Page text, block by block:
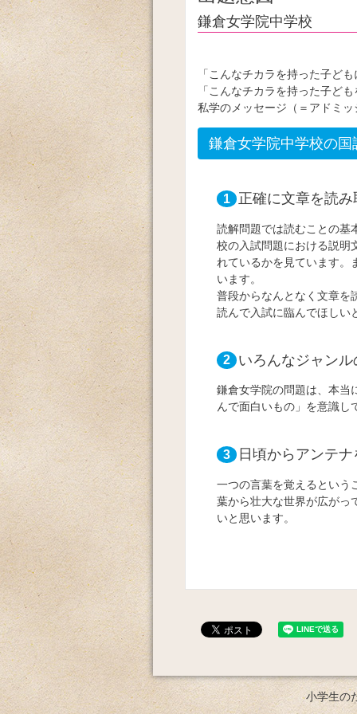
鎌倉女学院中学校
「こんなチカラを持った子ども
「こんなチカラを持った子ども
私学のメッセージ（＝アドミ
鎌倉女学院中学校の国
1 正確に文章を読み
読解問題では読むことの基
校の入試問題における説明
れているかを見ています。
います。
普段からなんとなく文章を
読んで入試に臨んでほしい
2 いろんなジャン
鎌倉女学院の問題は、本当
んで面白いもの」を意識し
3 日頃からアンテ
一つの言葉を覚えるという
葉から壮大な世界が広がっ
いと思います。
小学生の